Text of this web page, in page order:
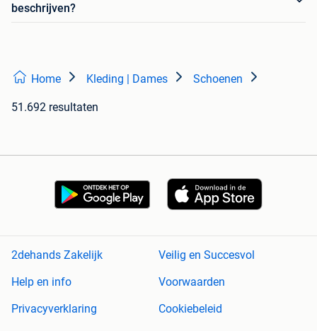
beschrijven?
Home Kleding | Dames Schoenen
51.692 resultaten
2dehands Zakelijk
Veilig en Succesvol
Help en info
Voorwaarden
Privacyverklaring
Cookiebeleid